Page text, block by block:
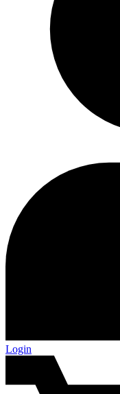
Login